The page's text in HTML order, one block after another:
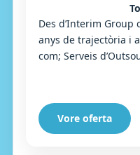
Des d’Interim Group
anys de trajectòria i
com; Serveis
Vore oferta